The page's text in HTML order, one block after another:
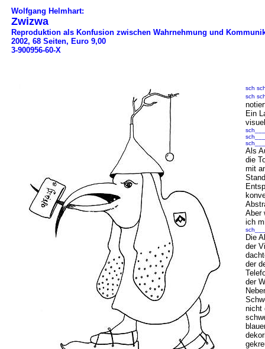
Wolfgang Helmhart:
Zwizwa
Reproduktion als Konfusion zwischen Wahrnehmung und Kommuni
2002, 68 Seiten, Euro 9,00
3-900956-60-X
sch
sch
Ein
Als
die
mit
Aber
ich
Die
der
der
der
nicht